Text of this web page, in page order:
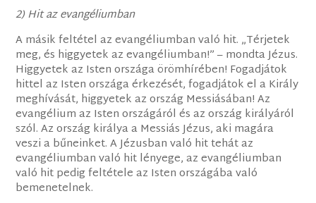
2) Hit az evangéliumban
A másik feltétel az evangéliumban való hit. „Térjetek
meg, és higgyetek az evangéliumban!” – mondta Jézus.
Higgyetek az Isten országa örömhírében! Fogadjátok
hittel az Isten országa érkezését, fogadjátok el a Király
meghívását, higgyetek az ország Messiásában! Az
evangélium az Isten országáról és az ország királyáról
szól. Az ország királya a Messiás Jézus, aki magára
veszi a bűneinket. A Jézusban való hit tehát az
evangéliumban való hit lényege, az evangéliumban
való hit pedig feltétele az Isten országába való
bemenetelnek.